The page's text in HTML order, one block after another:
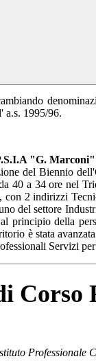
a.s. 1995/96.
"G. Marconi"
del Biennio
40 a 34 ore
con 2 indirizzi
del settore
principio della
è stata
Servizi
Corso
Professionale